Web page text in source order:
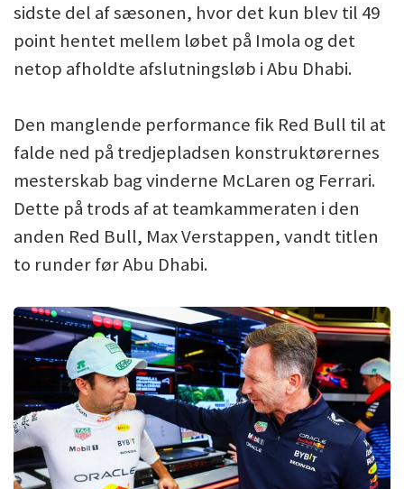
sidste del af sæsonen, hvor det kun blev til 49
point hentet mellem løbet på Imola og det
netop afholdte afslutningsløb i Abu Dhabi.
Den manglende performance fik Red Bull til at
falde ned på tredjepladsen konstruktørernes
mesterskab bag vinderne McLaren og Ferrari.
Dette på trods af at teamkammeraten i den
anden Red Bull, Max Verstappen, vandt titlen
to runder før Abu Dhabi.